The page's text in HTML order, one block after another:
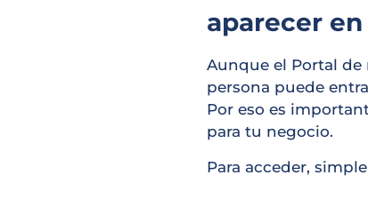
aparecer en
Aunque el Portal
persona puede
Por eso es
para tu negocio.
Para acceder,